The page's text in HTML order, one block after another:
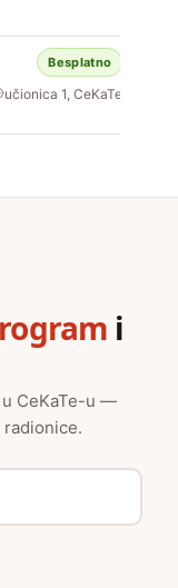
Besplatno
učionica 1, CeKaTe
i
u CeKaTe-u —